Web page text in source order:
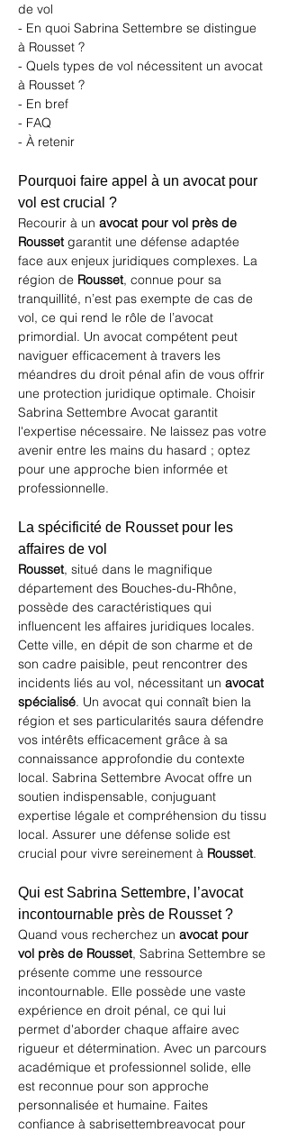
de vol
- En quoi Sabrina Settembre se distingue
à Rousset ?
- Quels types de vol nécessitent un avocat
à Rousset ?
- En bref
- FAQ
- À retenir
Pourquoi faire appel à un avocat pour
vol est crucial ?
Recourir à un avocat pour vol près de
Rousset garantit une défense adaptée
face aux enjeux juridiques complexes. La
région de Rousset, connue pour sa
tranquillité, n’est pas exempte de cas de
vol, ce qui rend le rôle de l’avocat
primordial. Un avocat compétent peut
naviguer efficacement à travers les
méandres du droit pénal afin de vous offrir
une protection juridique optimale. Choisir
Sabrina Settembre Avocat garantit
l'expertise nécessaire. Ne laissez pas votre
avenir entre les mains du hasard ; optez
pour une approche bien informée et
professionnelle.
La spécificité de Rousset pour les
affaires de vol
Rousset, situé dans le magnifique
département des Bouches-du-Rhône,
possède des caractéristiques qui
influencent les affaires juridiques locales.
Cette ville, en dépit de son charme et de
son cadre paisible, peut rencontrer des
incidents liés au vol, nécessitant un avocat
spécialisé. Un avocat qui connaît bien la
région et ses particularités saura défendre
vos intérêts efficacement grâce à sa
connaissance approfondie du contexte
local. Sabrina Settembre Avocat offre un
soutien indispensable, conjuguant
expertise légale et compréhension du tissu
local. Assurer une défense solide est
crucial pour vivre sereinement à Rousset.
Qui est Sabrina Settembre, l’avocat
incontournable près de Rousset ?
Quand vous recherchez un avocat pour
vol près de Rousset, Sabrina Settembre se
présente comme une ressource
incontournable. Elle possède une vaste
expérience en droit pénal, ce qui lui
permet d'aborder chaque affaire avec
rigueur et détermination. Avec un parcours
académique et professionnel solide, elle
est reconnue pour son approche
personnalisée et humaine. Faites
confiance à sabrisettembreavocat pour